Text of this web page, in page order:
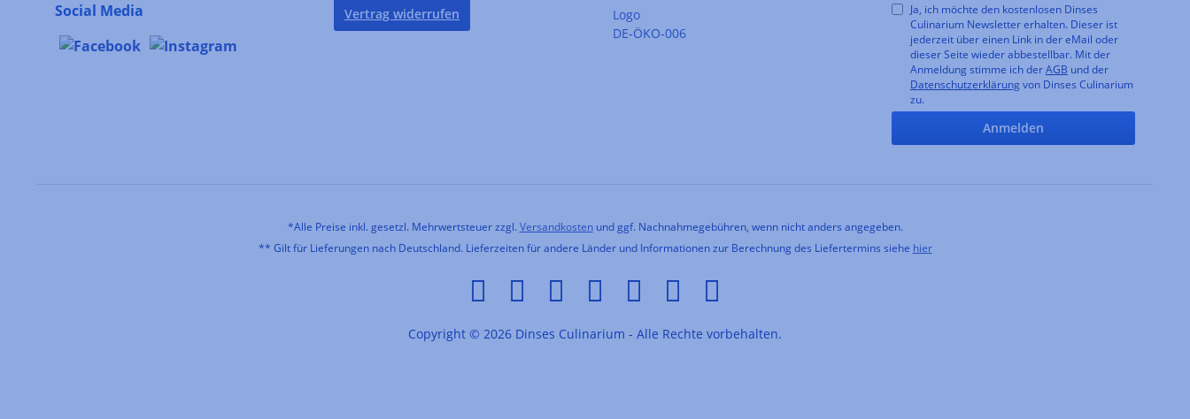
Social Media Vertrag widerrufen
DE-ÖKO-006
Ja, ich möchte den kostenlosen Dinses
Culinarium Newsletter erhalten. Dieser ist
jederzeit über einen Link in der eMail oder
dieser Seite wieder abbestellbar. Mit der
Anmeldung stimme ich derAGB und der
Datenschutzerklärung von Dinses Culinarium
zu.
Anmelden
*Alle Preise inkl. gesetzl. Mehrwertsteuer zzgl. Versandkostenund ggf. Nachnahmegebühren, wenn nicht anders angegeben.
** Gilt für Lieferungen nach Deutschland. Lieferzeiten für andere Länder und Informationen zur Berechnung des Liefertermins siehe hier
Copyright © 2026 Dinses Culinarium - Alle Rechte vorbehalten.